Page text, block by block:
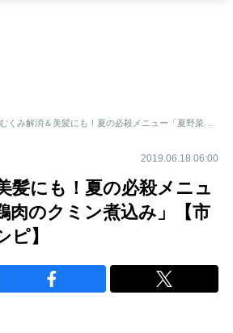
むくみ解消＆美髪にも！夏の必殺メニュー「夏野菜と鶏肉のクミン煮込み」【市橋有里の美レシピ】
2019.06.18 06:00
髪にも！夏の必殺メニュ
肉のクミン煮込み」【市
ピ】